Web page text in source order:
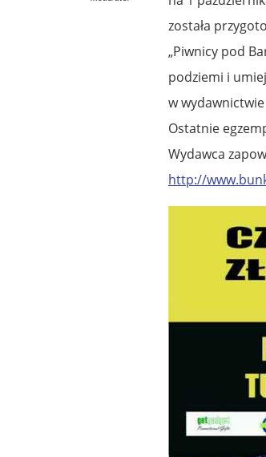
została
„Piwnicy pod
podziemi i
w
Ostatnie
Wydawca
http://